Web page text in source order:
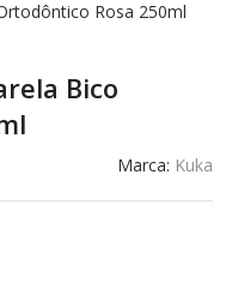
Bico
Marca: Kuka